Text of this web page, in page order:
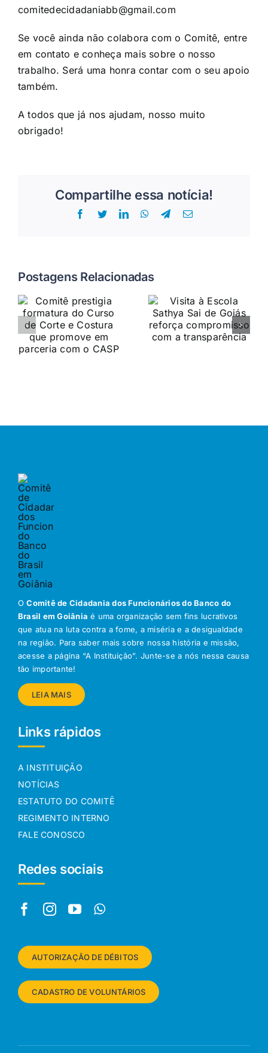
comitedecidadaniabb@gmail.com
Se você ainda não colabora com o Comitê, entre
em contato e conheça mais sobre o nosso
trabalho. Será uma honra contar com o seu apoio
também.
A todos que já nos ajudam, nosso muito
obrigado!
Compartilhe essa notícia!
Facebook
TwitterLinkedInWhatsApp
Telegram
E-
Postagens Relacionadas
OComitê de Cidadania dos Funcionários do Banco do
Brasil em Goiânia é uma organização sem fins lucrativos
que atua na luta contra a fome, a miséria e a desigualdade
na região. Para saber mais sobre nossa história e missão,
acesse a página “A Instituição”. Junte-se a nós nessa causa
tão importante!
LEIA MAIS
Links rápidos
A INSTITUIÇÃO
NOTÍCIAS
ESTATUTO DO COMITÊ
REGIMENTO INTERNO
FALE CONOSCO
Redes sociais
AUTORIZAÇÃO DE DÉBITOS
CADASTRO DE VOLUNTÁRIOS